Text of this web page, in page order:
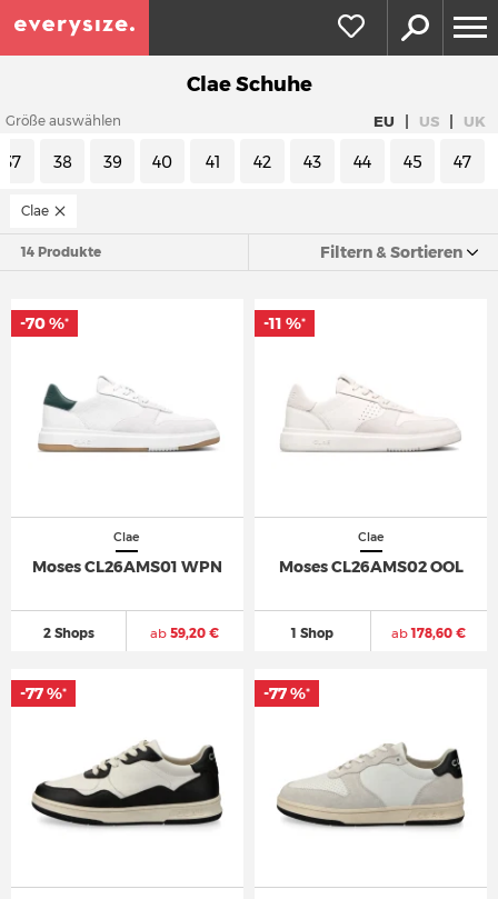
Clae Schuhe
Größe auswählen EU | US | UK
37 38 39 40 41 42 43 44 45 47
Clae
14 Produkte Filtern & Sortieren
Clae
Moses CL26AMS01 WPN
2 Shops ab 59,20 €
-70 %*
Clae
Moses CL26AMS02 OOL
1 Shop ab178,60 €
-11 %*
-77 %* -77 %*